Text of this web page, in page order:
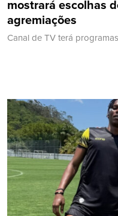
mostrará escolhas
agremiações
Canal de TV terá